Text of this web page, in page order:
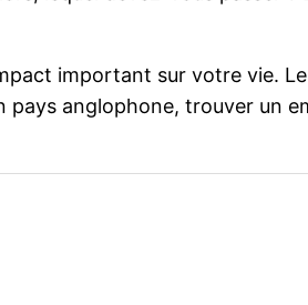
important sur votre vie.
anglophone, trouver un